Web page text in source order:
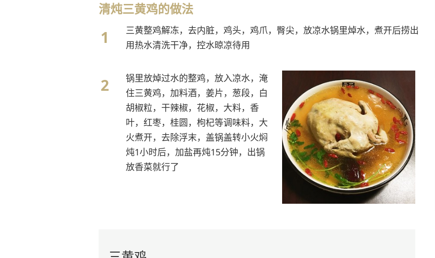
清炖三黄鸡的做法
三黄整鸡解冻，去内脏，鸡头，鸡爪，臀尖，放凉水锅里焯水，煮开后捞出
用热水清洗干净，控水晾凉待用
锅里放焯过水的整鸡，放入凉水，淹
住三黄鸡，加料酒，姜片，葱段，白
胡椒粒，干辣椒，花椒，大料，香
叶，红枣，桂圆，枸杞等调味料，大
火煮开，去除浮末，盖锅盖转小火焖
炖1小时后，加盐再炖15分钟，出锅
放香菜就行了